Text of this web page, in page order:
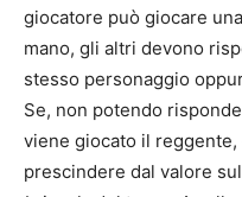
giocatore può giocare
mano, gli altri devono
stesso personaggio
Se, non potendo
viene giocato il
prescindere dal valore